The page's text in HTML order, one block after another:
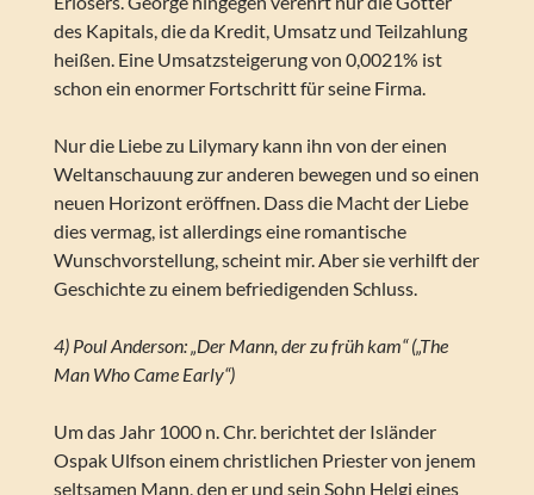
des Kapitals, die da Kredit, Umsatz und Teilzahlung
heißen. Eine Umsatzsteigerung von 0,0021% ist
schon ein enormer Fortschritt für seine Firma.
Nur die Liebe zu Lilymary kann ihn von der einen
Weltanschauung zur anderen bewegen und so einen
neuen Horizont eröffnen. Dass die Macht der Liebe
dies vermag, ist allerdings eine romantische
Wunschvorstellung, scheint mir. Aber sie verhilft der
Geschichte zu einem befriedigenden Schluss.
4) Poul Anderson: „Der Mann, der zu früh kam“ („The
Man Who Came Early“)
Um das Jahr 1000 n. Chr. berichtet der Isländer
Ospak Ulfson einem christlichen Priester von jenem
seltsamen Mann, den er und sein Sohn Helgi eines